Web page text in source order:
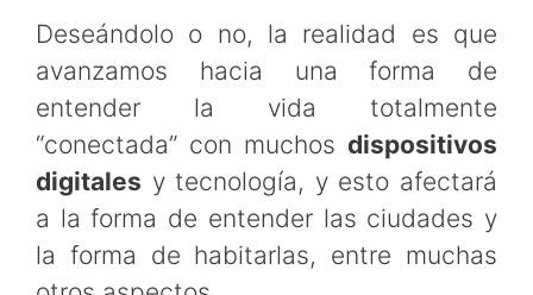
Deseándolo o no, la realidad es que
avanzamos hacia una forma de
entender la vida totalmente
“conectada” con muchos dispositivos
digitales y tecnología, y esto afectará
a la forma de entender las ciudades y
la forma de habitarlas, entre muchas